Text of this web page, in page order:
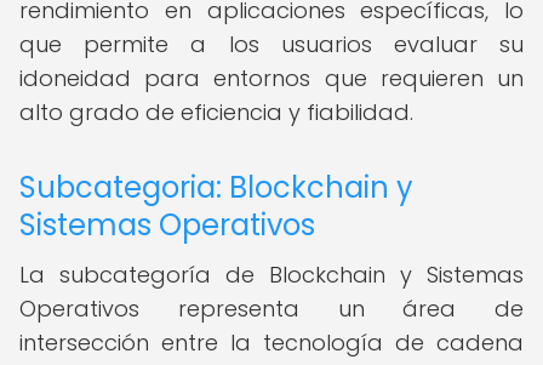
rendimiento en aplicaciones específicas, lo
que permite a los usuarios evaluar su
idoneidad para entornos que requieren un
alto grado de eficiencia y fiabilidad.
Subcategoria: Blockchain y
Sistemas Operativos
La subcategoría de Blockchain y Sistemas
Operativos representa un área de
intersección entre la tecnología de cadena